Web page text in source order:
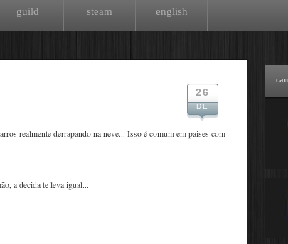
guild steam english
26
DE
realmente derrapando na neve... Isso é comum em paises com
a decida te leva igual...